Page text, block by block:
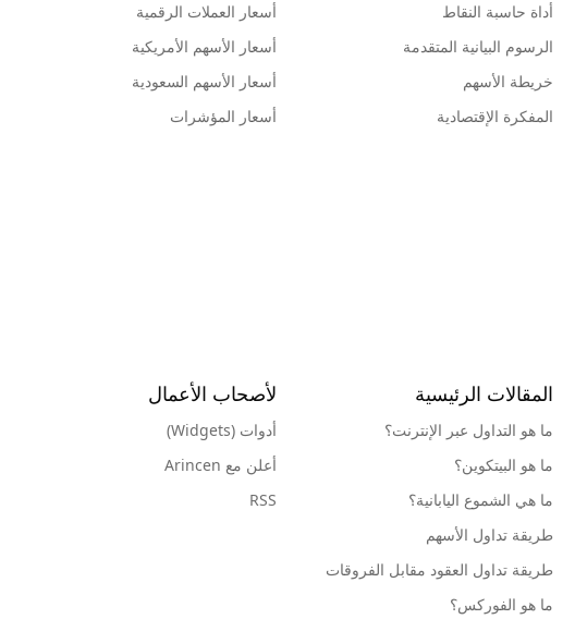
أداة حاسبة النقاط
الرسوم البيانية المتقدمة
خريطة الأسهم
المفكرة الإقتصادية
أسعار العملات الرقمية
أسعار الأسهم الأمريكية
أسعار الأسهم السعودية
أسعار المؤشرات
المقالات الرئيسية
ما هو التداول عبر الإنترنت؟
ما هو البيتكوين؟
ما هي الشموع اليابانية؟
طريقة تداول الأسهم
طريقة تداول العقود مقابل الفروقات
ما هو الفوركس؟
لأصحاب الأعمال
أدوات (Widgets)
أعلن مع Arincen
RSS